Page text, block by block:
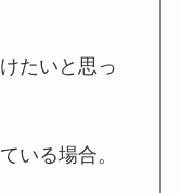
たいと思っ
いる場合。